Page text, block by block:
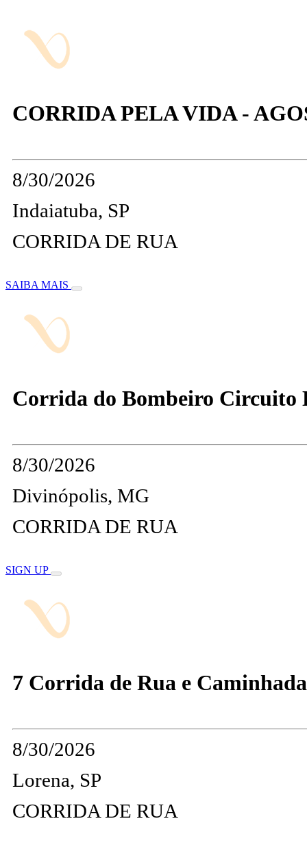
CORRIDA PELA VIDA -
8/30/2026
Indaiatuba, SP
CORRIDA DE RUA
SAIBA MAIS
Corrida do Bombeiro Circuito
8/30/2026
Divinópolis, MG
CORRIDA DE RUA
SIGN UP
7 Corrida de Rua e
8/30/2026
Lorena, SP
CORRIDA DE RUA